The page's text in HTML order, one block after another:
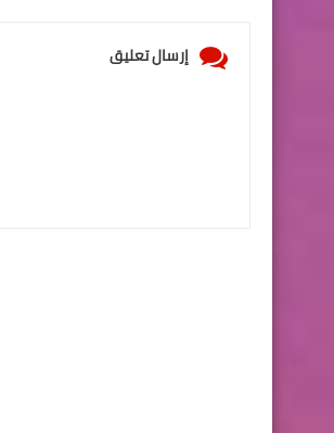
إرسال تعليق